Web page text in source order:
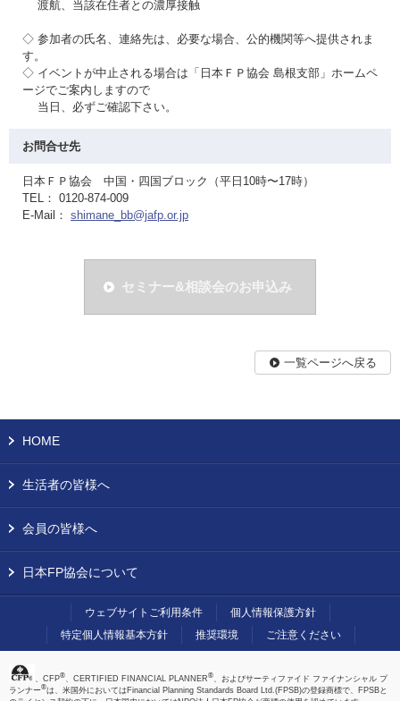
渡航、当該在住者との濃厚接触
◇ 参加者の氏名、連絡先は、必要な場合、公的機関等へ提供されま
す。
◇ イベントが中止される場合は「日本ＦＰ協会 島根支部」ホームペ
ージでご案内しますので
当日、必ずご確認下さい。
お問合せ先
日本ＦＰ協会 中国・四国ブロック（平日10時〜17時）
TEL： 0120-874-009
E-Mail： shimane_bb@jafp.or.jp
セミナー&相談会のお申込み
一覧ページへ戻る
HOME
生活者の皆様へ
会員の皆様へ
日本FP協会について
ウェブサイトご利用条件
個人情報保護方針
特定個人情報基本方針
推奨環境 ご注意ください
、CFP®、CERTIFIED FINANCIAL PLANNER®、およびサーティファイド ファイナンシャル プ
ランナー®は、米国外においてはFinancial Planning Standards Board Ltd.(FPSB)の登録商標で、FPSBと